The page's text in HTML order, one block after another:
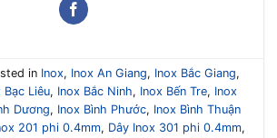
in Inox, Inox An Giang, Inox Bắc Giang,
Bạc Liêu, Inox Bắc Ninh, Inox Bến Tre, Inox
Dương, Inox Bình Phước, Inox Bình Thuận
201 phi 0.4mm, Dây Inox 301 phi 0.4mm,